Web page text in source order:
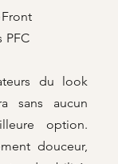
du look
sans aucun
option.
douceur,